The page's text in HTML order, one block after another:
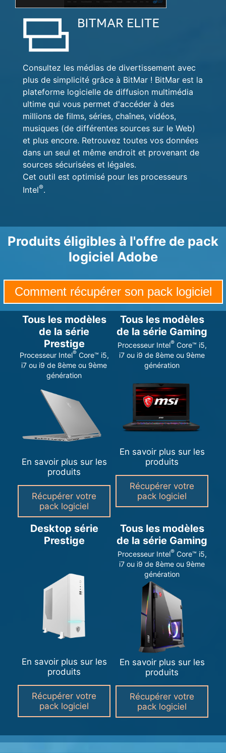
Consultez les médias de divertissement avec
plus de simplicité grâce à BitMar ! BitMar est la
plateforme logicielle de diffusion multimédia
ultime qui vous permet d'accéder à des
millions de films, séries, chaînes, vidéos,
musiques (de différentes sources sur le Web)
et plus encore. Retrouvez toutes vos données
dans un seul et même endroit et provenant de
sources sécurisées et légales.
Cet outil est optimisé pour les processeurs
Intel®.
Produits éligibles à l'offre de pack
logiciel Adobe
Comment récupérer son pack logiciel
Tous les modèles
de la série
Prestige
Processeur Intel®Core™ i5,
i7 ou i9 de 8ème ou 9ème
génération
En savoir plus sur les
produits
Récupérer votre
pack logiciel
Tous les modèles
de la série Gaming
Processeur Intel®Core™ i5,
i7 ou i9 de 8ème ou 9ème
génération
En savoir plus sur les
produits
Récupérer votre
pack logiciel
Desktop série
Prestige
En savoir plus sur les
produits
Récupérer votre
pack logiciel
Tous les modèles
de la série Gaming
Processeur Intel®Core™ i5,
i7 ou i9 de 8ème ou 9ème
génération
En savoir plus sur les
produits
Récupérer votre
pack logiciel